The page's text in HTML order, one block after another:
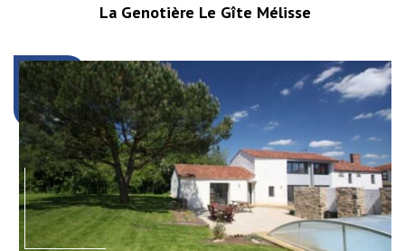
La Genotière Le Gîte Mélisse